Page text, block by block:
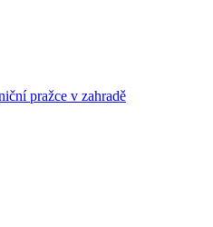
pražce v zahradě